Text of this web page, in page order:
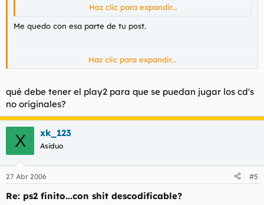
no sé mucho de esto...Haz clic para expandir...
Me quedo con esa parte de tu post.
Explícate mejor, capullo.
Haz clic para expandir...
qué debe tener el play2 para que se puedan jugar los cd's
no originales?
X xk_123
Asiduo
27 Abr 2006 #5
Re: ps2 finito...con shit descodificable?